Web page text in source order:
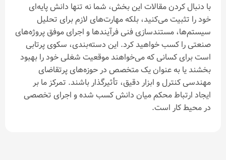
این بخش، شما نه تنها دانش پایه‌ای
بلکه مهارت‌های لازم برای تحلیل
فنی فرآیندها و اجرای موفق پروژه‌های
کرد. این دسته‌بندی، سکوی پرتابی
که می‌خواهند موقعیت شغلی خود را بهبود
یک متخصص در حوزه‌های پرتقاضای
دقیق، تأثیرگذار باشند. تمرکز ما بر
میان دانش کسب شده و اجرای تخصصی